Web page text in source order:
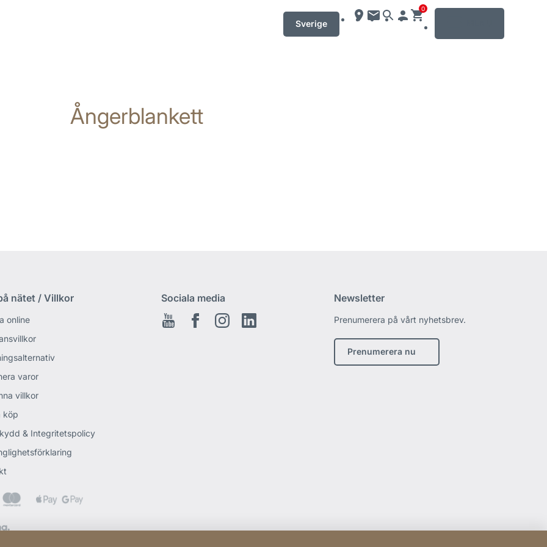
Sverige
0
Ångerblankett
nätet / Villkor
online
varor
villkor
köp
& Integritetspolicy
Sociala media
Youtube FacebookInstagram
Newsletter
Prenumerera på vårt nyhetsbrev.
Prenumerera nu